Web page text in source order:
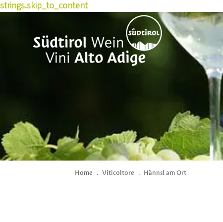
strings.skip_to_content
Home . Viticoltore . Hännsl am Ort